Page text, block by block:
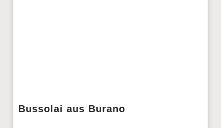
Bussolai aus Burano